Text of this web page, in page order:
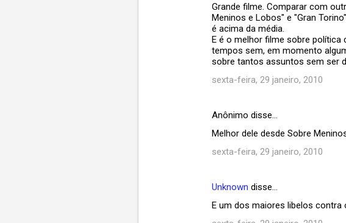
Grande filme. Comparar com
Meninos e Lobos" e "Gran
é acima da média.
E é o melhor filme sobre
tempos sem, em momento
sobre tantos assuntos sem ser
sexta-feira, 29 janeiro, 2010
Anônimo disse…
Melhor dele desde Sobre
sexta-feira, 29 janeiro, 2010
Unknown disse…
E um dos maiores libelos